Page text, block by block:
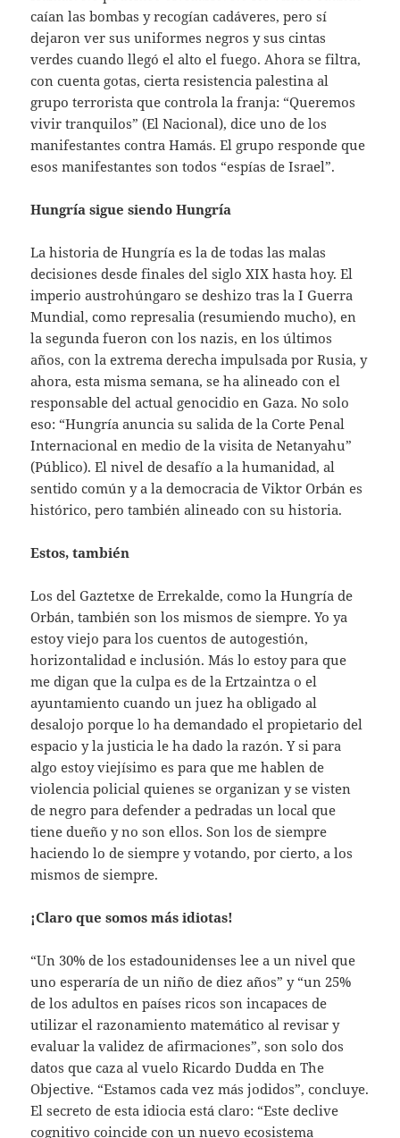
caían las bombas y recogían cadáveres, pero sí
dejaron ver sus uniformes negros y sus cintas
verdes cuando llegó el alto el fuego. Ahora se filtra,
con cuenta gotas, cierta resistencia palestina al
grupo terrorista que controla la franja: “Queremos
vivir tranquilos” (El Nacional), dice uno de los
manifestantes contra Hamás. El grupo responde que
esos manifestantes son todos “espías de Israel”.
Hungría sigue siendo Hungría
La historia de Hungría es la de todas las malas
decisiones desde finales del siglo XIX hasta hoy. El
imperio austrohúngaro se deshizo tras la I Guerra
Mundial, como represalia (resumiendo mucho), en
la segunda fueron con los nazis, en los últimos
años, con la extrema derecha impulsada por Rusia, y
ahora, esta misma semana, se ha alineado con el
responsable del actual genocidio en Gaza. No solo
eso: “Hungría anuncia su salida de la Corte Penal
Internacional en medio de la visita de Netanyahu”
(Público). El nivel de desafío a la humanidad, al
sentido común y a la democracia de Viktor Orbán es
histórico, pero también alineado con su historia.
Estos, también
Los del Gaztetxe de Errekalde, como la Hungría de
Orbán, también son los mismos de siempre. Yo ya
estoy viejo para los cuentos de autogestión,
horizontalidad e inclusión. Más lo estoy para que
me digan que la culpa es de la Ertzaintza o el
ayuntamiento cuando un juez ha obligado al
desalojo porque lo ha demandado el propietario del
espacio y la justicia le ha dado la razón. Y si para
algo estoy viejísimo es para que me hablen de
violencia policial quienes se organizan y se visten
de negro para defender a pedradas un local que
tiene dueño y no son ellos. Son los de siempre
haciendo lo de siempre y votando, por cierto, a los
mismos de siempre.
¡Claro que somos más idiotas!
“Un 30% de los estadounidenses lee a un nivel que
uno esperaría de un niño de diez años” y “un 25%
de los adultos en países ricos son incapaces de
utilizar el razonamiento matemático al revisar y
evaluar la validez de afirmaciones”, son solo dos
datos que caza al vuelo Ricardo Dudda en The
Objective. “Estamos cada vez más jodidos”, concluye.
El secreto de esta idiocia está claro: “Este declive
cognitivo coincide con un nuevo ecosistema